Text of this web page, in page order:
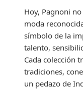
Hoy, Pagnoni
moda
símbolo de la
talento,
Cada colección
tradiciones,
un pedazo de